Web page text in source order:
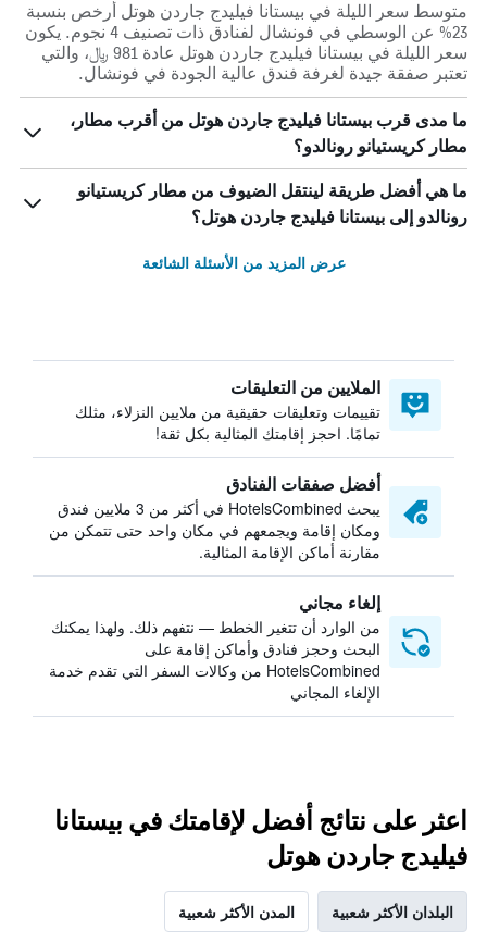
متوسط سعر الليلة في بيستانا فيليدج جاردن هوتل أرخص بنسبة
23% عن الوسطي في فونشال لفنادق ذات تصنيف 4 نجوم. يكون
سعر الليلة في بيستانا فيليدج جاردن هوتل عادة 981 ﷼، والتي
تعتبر صفقة جيدة لغرفة فندق عالية الجودة في فونشال.
ما مدى قرب بيستانا فيليدج جاردن هوتل من أقرب مطار،
مطار كريستيانو رونالدو؟
ما هي أفضل طريقة لينتقل الضيوف من مطار كريستيانو
رونالدو إلى بيستانا فيليدج جاردن هوتل؟
عرض المزيد من الأسئلة الشائعة
الملايين من التعليقات
تقييمات وتعليقات حقيقية من ملايين النزلاء، مثلك
تمامًا. احجز إقامتك المثالية بكل ثقة!
أفضل صفقات الفنادق
يبحث HotelsCombined في أكثر من 3 ملايين فندق
ومكان إقامة ويجمعهم في مكان واحد حتى تتمكن من
مقارنة أماكن الإقامة المثالية.
إلغاء مجاني
من الوارد أن تتغير الخطط — نتفهم ذلك. ولهذا يمكنك
البحث وحجز فنادق وأماكن إقامة على
HotelsCombined من وكالات السفر التي تقدم خدمة
الإلغاء المجاني
اعثر على نتائج أفضل لإقامتك في بيستانا
فيليدج جاردن هوتل
البلدان الأكثر شعبية المدن الأكثر شعبية